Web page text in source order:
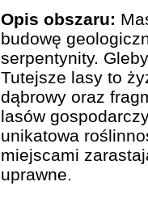
Opis obszaru:
budowę
serpentynity.
Tutejsze lasy to
dąbrowy oraz
lasów
unikatowa
miejscami
uprawne.